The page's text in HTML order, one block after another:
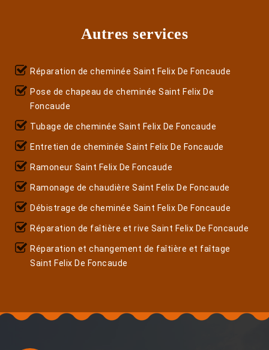
Autres services
Réparation de cheminée Saint Felix De Foncaude
Pose de chapeau de cheminée Saint Felix De
Foncaude
Tubage de cheminée Saint Felix De Foncaude
Entretien de cheminée Saint Felix De Foncaude
Ramoneur Saint Felix De Foncaude
Ramonage de chaudière Saint Felix De Foncaude
Débistrage de cheminée Saint Felix De Foncaude
Réparation de faîtière et rive Saint Felix De Foncaude
Réparation et changement de faîtière et faîtage
Saint Felix De Foncaude